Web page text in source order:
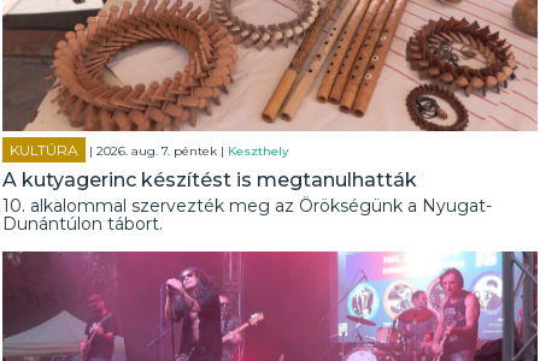
KULTÚRA | 2026. aug. 7. péntek | Keszthely
A kutyagerinc készítést is megtanulhatták
10. alkalommal szervezték meg az Örökségünk a Nyugat-
Dunántúlon tábort.